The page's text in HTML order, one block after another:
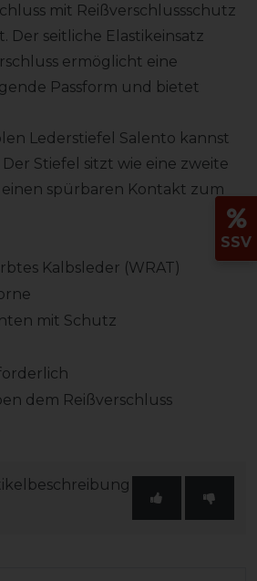
mit Reißverschlussschutz
Der seitliche Elastikeinsatz
ermöglicht eine
Passform und bietet
Lederstiefel Salento kannst
Stiefel sitzt wie eine zweite
spürbaren Kontakt zum
Kalbsleder (WRAT)
mit Schutz
dem Reißverschluss
SSV